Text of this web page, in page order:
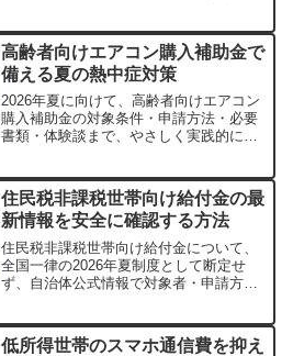
実施機関へ確認してください。
高齢者向けエアコン購入補助金で
備える夏の熱中症対策
2026年夏に向けて、高齢者向けエアコン
購入補助金の対象条件・申請方法・必要
書類・体験談まで、やさしく実践的に解
住民税非課税世帯向け給付金の最
新情報を安全に確認する方法
住民税非課税世帯向け給付金について、
全国一律の2026年夏制度として断定せ
ず、自治体公式情報で対象者・申請方
低所得世帯のスマホ通信費を抑え